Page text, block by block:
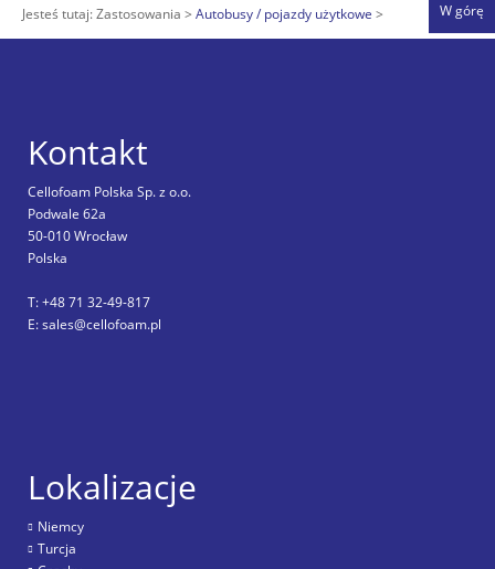
Jesteś tutaj:Zastosowania Autobusy / pojazdy użytkowe W górę
Kontakt
Cellofoam Polska Sp. z o.o.
Podwale 62a
50-010 Wrocław
Polska
T: +48 71 32-49-817
E: sales@cellofoam.pl
Lokalizacje
Niemcy
Turcja